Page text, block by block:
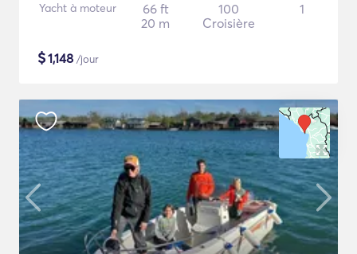
Yacht à moteur
66 ft
20 m
100
Croisière
1
$1,148 /jour